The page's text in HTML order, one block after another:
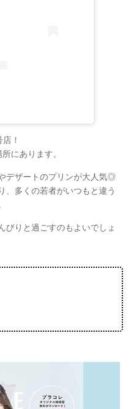
！
にあります。
デザートのプリンが大人気◎
、多くの若者がいつもと違う
びりと過ごすのもよいでしょ